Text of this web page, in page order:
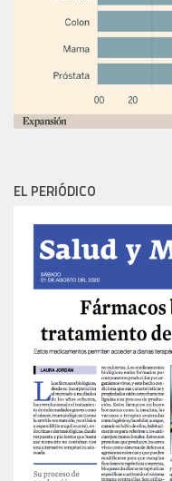
EL PERIÓDICO